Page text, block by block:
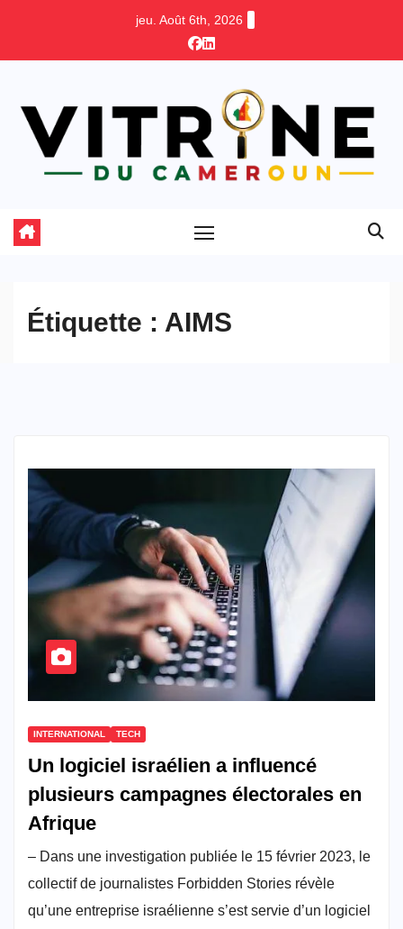
jeu. Août 6th, 2026
Étiquette : AIMS
INTERNATIONAL TECH
Un logiciel israélien a influencé
plusieurs campagnes électorales en
Afrique
– Dans une investigation publiée le 15 février 2023, le
collectif de journalistes Forbidden Stories révèle
qu’une entreprise israélienne s’est servie d’un logiciel